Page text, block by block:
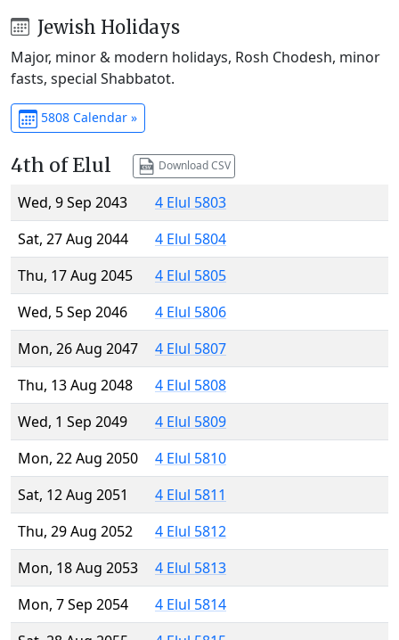
Jewish Holidays
Major, minor & modern holidays, Rosh Chodesh, minor
fasts, special Shabbatot.
5808 Calendar »
4th of Elul Download CSV
Wed, 9 Sep 2043
4 Elul 5803
Sat, 27 Aug 2044
4 Elul 5804
Thu, 17 Aug 2045
4 Elul 5805
Wed, 5 Sep 2046
4 Elul 5806
Mon, 26 Aug 2047
4 Elul 5807
Thu, 13 Aug 2048
4 Elul 5808
Wed, 1 Sep 2049
4 Elul 5809
Mon, 22 Aug 2050
4 Elul 5810
Sat, 12 Aug 2051
4 Elul 5811
Thu, 29 Aug 2052
4 Elul 5812
Mon, 18 Aug 2053
4 Elul 5813
Mon, 7 Sep 2054
4 Elul 5814